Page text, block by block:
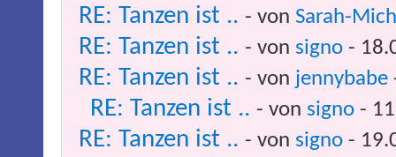
RE: Tanzen ist .. - von Sarah-
RE: Tanzen ist .. - von signo -
RE: Tanzen ist .. - von jennybabe
RE: Tanzen ist .. - von signo -
RE: Tanzen ist .. - von signo -